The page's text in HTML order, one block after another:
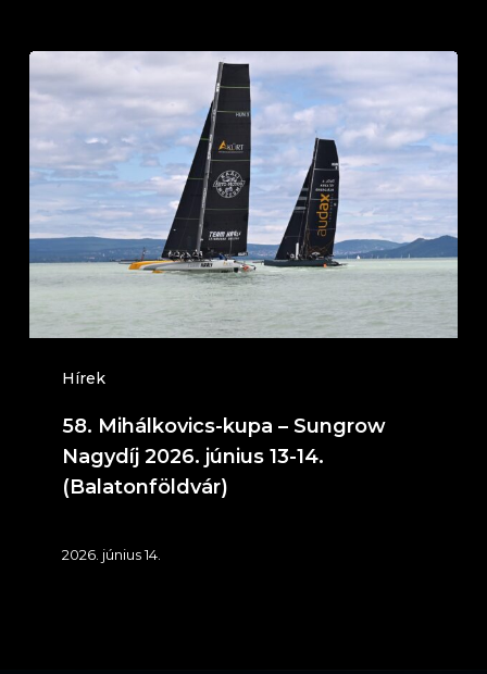
Hírek
58.
Mihálkovics-
kupa
–
Sungrow
Nagydíj
2026.
június
13-
(Balatonföldvár)
58. Mihálkovics-kupa – Sungrow
Nagydíj 2026. június 13-14.
(Balatonföldvár)
2026. június 14.